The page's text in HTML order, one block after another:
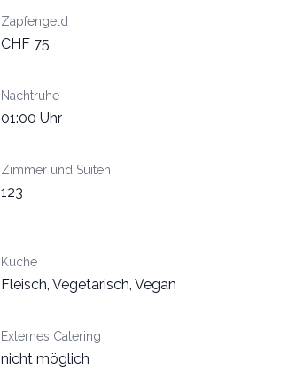
Zapfengeld
CHF 75
Nachtruhe
01:00 Uhr
Zimmer und Suiten
123
Küche
Fleisch, Vegetarisch, Vegan
Externes Catering
nicht möglich